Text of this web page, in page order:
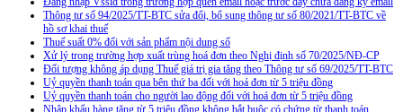
Thông tư số 94/2025/TT-BTC sửa đổi, bổ sung thông tư số 80/2021/TT-BTC về
hồ sơ khai thuế
Thuế suất 0% đối với sản phẩm nội dung số
Xử lý trong trường hợp xuất trùng hoá đơn theo Nghị định số 70/2025/NĐ-CP
Đối tượng không áp dụng Thuế giá trị gia tăng theo Thông tư số 69/2025/TT-BTC
Uỷ quyền thanh toán qua bên thứ ba đối với hoá đơn từ 5 triệu đồng
Uỷ quyền thanh toán cho người lao động đối với hoá đơn từ 5 triệu đồng
Nhập khẩu hàng tặng từ 5 triệu đồng không bắt buộc có chứng từ thanh toán